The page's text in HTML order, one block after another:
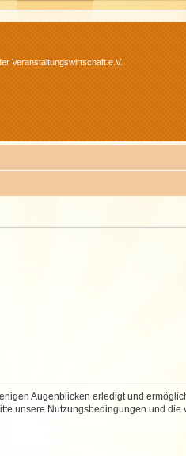
Veranstaltungswirtschaft e.V.
Augenblicken erledigt und
unsere Nutzungsbedingungen und